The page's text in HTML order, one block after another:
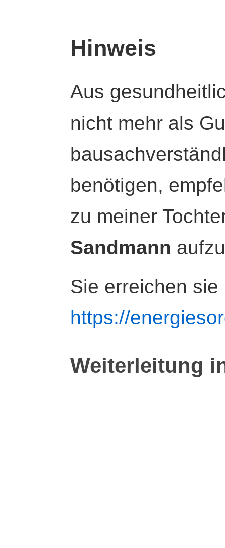
Hinweis
Aus
nicht mehr als
benötigen,
zu meiner
Sandmann
Sie erreichen sie
https://
Weiterleitung